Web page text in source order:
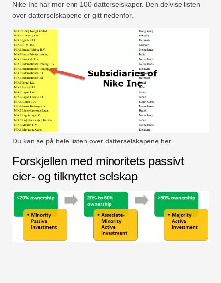
Nike Inc har mer enn 100 datterselskaper. Den delvise listen
over datterselskapene er gitt nedenfor.
Du kan se på hele listen over datterselskapene her
Forskjellen med minoritets passivt
eier- og tilknyttet selskap